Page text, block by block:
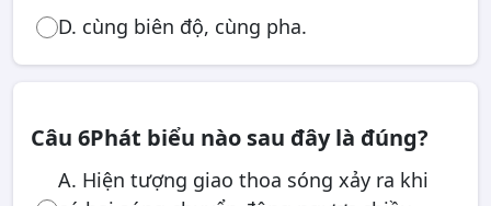
D. cùng biên độ, cùng pha.
Câu 6Phát biểu nào sau đây là đúng?
A. Hiện tượng giao thoa sóng xảy ra khi